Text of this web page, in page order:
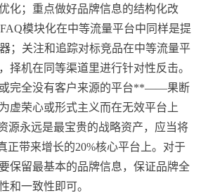
化；重点做好品牌信息的结构化改
模块化在中等流量平台中同样是提
；关注和追踪对标竞品在中等流量平
择机在同等渠道里进行针对性反击。
完全没有客户来源的平台**——果断
虚荣心或形式主义而在无效平台上
源永远是最宝贵的战略资产，应当将
正带来增长的20%核心平台上。对于
保留最基本的品牌信息，保证品牌全
和一致性即可。